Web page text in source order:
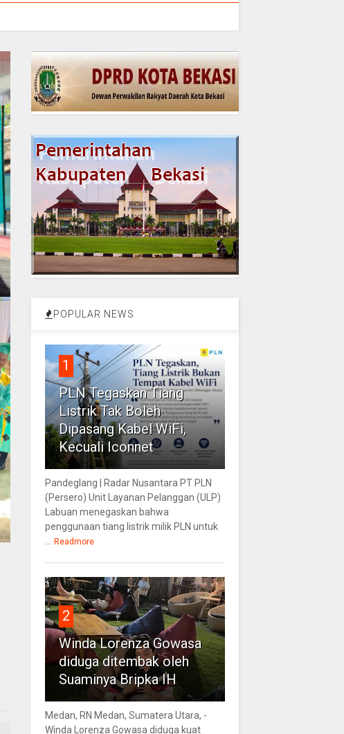
POPULAR NEWS
1
PLN Tegaskan Tiang
Listrik Tak Boleh
Dipasang Kabel WiFi,
Kecuali Iconnet
Pandeglang | Radar Nusantara PT PLN
(Persero) Unit Layanan Pelanggan (ULP)
Labuan menegaskan bahwa
penggunaan tiang listrik milik PLN untuk
Readmore
2
Winda Lorenza Gowasa
diduga ditembak oleh
Suaminya Bripka IH
Medan, RN Medan, Sumatera Utara, -
Winda Lorenza Gowasa diduga kuat